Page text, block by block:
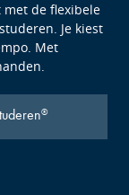
met de flexibele
Je kiest
Met
®